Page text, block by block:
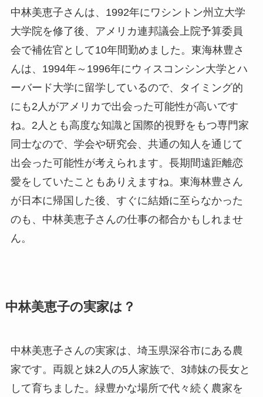
中林美恵子さんは、1992年にワシントン州立大学
大学院を修了後、アメリカ連邦議会上院予算委員
会で補佐官として10年間勤めました。東海林豊さ
んは、1994年～1996年にウィスコンシン大学とハ
ーバード大学に留学しているので、タイミング的
にも2人がアメリカで出会った可能性が高いです
ね。2人とも高度な知識と国際的視野をもつ専門家
同士なので、学会や研究会、共通の知人を通じて
出会った可能性が考えられます。長期間遠距離恋
愛をしていたこともありえますね。東海林豊さん
が日本に帰国した後、すぐに結婚に至らなかった
のも、中林美恵子さんの仕事の都合かもしれませ
ん。
中林美恵子の実家は？
中林美恵子さんの実家は、埼玉県深谷市にある農
家です。両親と妹2人の5人家族で、3姉妹の長女と
して育ちました。緑豊かな場所で代々続く農家を